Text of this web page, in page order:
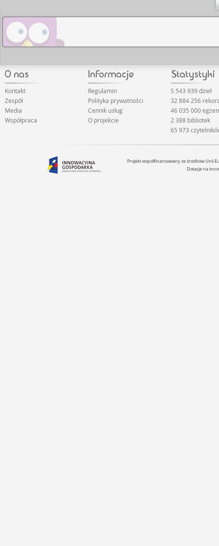
Kontakt
Zespół
Media
Współpraca
Regulamin
Polityka prywatności
Cennik usług
O projekcie
5 543 939 dzieł
32 884 256
46 035 000
2 388 bibliotek
65 973
Projekt współfinansowany ze środków Unii
Dotacje na